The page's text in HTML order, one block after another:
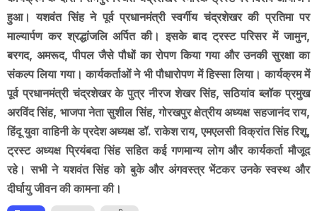
हुआ। यशवंत सिंह ने पूर्व प्रधानमंत्री स्वर्गीय चंद्रशेखर की प्रतिमा पर
माल्यार्पण कर श्रद्धांजलि अर्पित की। इसके बाद ट्रस्ट परिसर में जामुन,
बरगद, अमरूद, पीपल जैसे पौधों का रोपण किया गया और उनकी सुरक्षा का
संकल्प लिया गया। कार्यकर्ताओं ने भी पौधारोपण में हिस्सा लिया। कार्यक्रम में
पूर्व प्रधानमंत्री चंद्रशेखर के पुत्र नीरज शेखर सिंह, सठियांव ब्लॉक प्रमुख
अरविंद सिंह, भाजपा नेता सुशील सिंह, गोरखपुर क्षेत्रीय अध्यक्ष सहजानंद राय,
हिंदू युवा वाहिनी के प्रदेश अध्यक्ष डॉ. राकेश राय, एमएलसी विक्रांत सिंह रिशू,
ट्रस्ट अध्यक्ष प्रियंबदा सिंह सहित कई गणमान्य लोग और कार्यकर्ता मौजूद
रहे। सभी ने यशवंत सिंह को बुके और अंगवस्त्र भेंटकर उनके स्वस्थ और
दीर्घायु जीवन की कामना की।